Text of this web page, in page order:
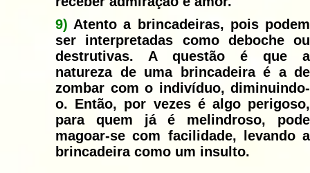
9) Atento a brincadeiras, pois podem
ser interpretadas como deboche ou
destrutivas. A questão é que a
natureza de uma brincadeira é a de
zombar com o indivíduo, diminuindo-
o. Então, por vezes é algo perigoso,
para quem já é melindroso, pode
magoar-se com facilidade, levando a
brincadeira como um insulto.